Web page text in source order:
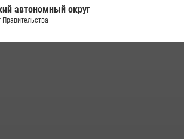
продолжаются на Ямале
автономный округ